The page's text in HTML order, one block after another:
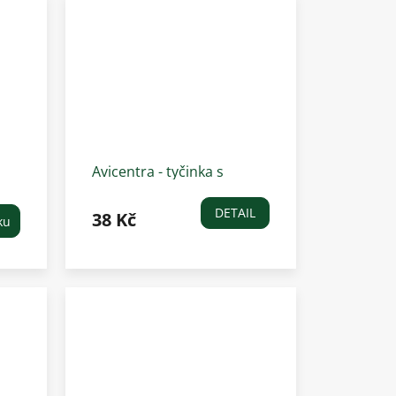
Avicentra - tyčinka s
velké hlodavce 2 ks
38 Kč DETAIL